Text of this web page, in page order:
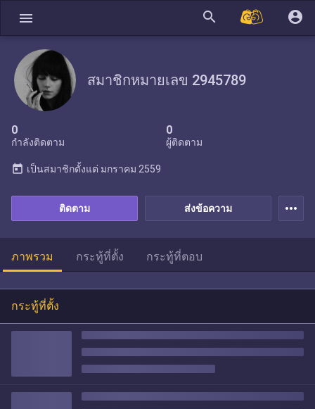
menu search account_circle
สมาชิกหมายเลข 2945789
0
กำลังติดตาม
0
ผู้ติดตาม
ส่งข้อความ
ติดตาม
today เป็นสมาชิกตั้งแต่ มกราคม 2559
more_horiz
ภาพรวม กระทู้ที่ตั้ง กระทู้ที่ตอบ
กระทู้ที่ตั้ง